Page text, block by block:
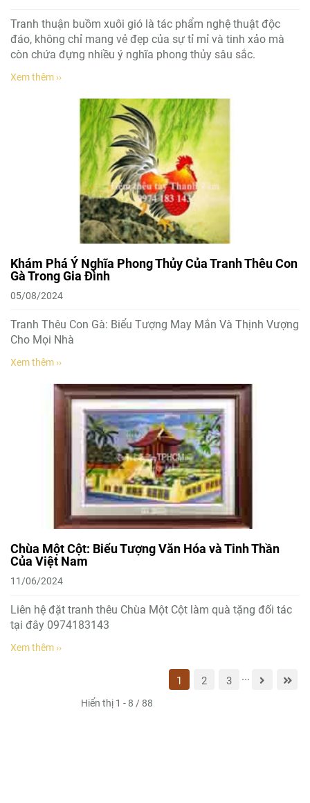
Tranh thuận buồm xuôi gió là tác phẩm nghệ thuật độc
đáo, không chỉ mang vẻ đẹp của sự tỉ mỉ và tinh xảo mà
còn chứa đựng nhiều ý nghĩa phong thủy sâu sắc.
Xem thêm ››
Khám Phá Ý Nghĩa Phong Thủy Của Tranh Thêu Con
Gà Trong Gia Đình
05/08/2024
Tranh Thêu Con Gà: Biểu Tượng May Mắn Và Thịnh Vượng
Cho Mọi Nhà
Xem thêm ››
Chùa Một Cột: Biểu Tượng Văn Hóa và Tinh Thần
Của Việt Nam
11/06/2024
Liên hệ đặt tranh thêu Chùa Một Cột làm quà tặng đối tác
tại đây 0974183143
Xem thêm ››
Hiển thị 1 - 8 / 88
1 2 3 ...